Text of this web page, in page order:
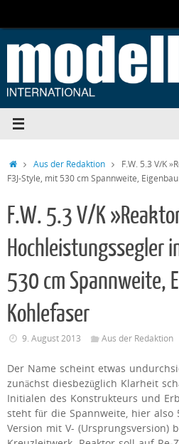
StartAus der Redaktion
F.W. 5.3 V/K
F3J-Style, mit 530 cm Spannweite,
F.W. 5.3 V/K
Hochleistungssegler
530 cm Spannweite,
Kohlefaser
9. August 2013 Aus der Redaktion
Der Name scheint etwas
zunächst diesbezüglich Klarheit
Initialen des Konstrukteurs und
steht für die Spannweite, hier also
Version mit V- (Ursprungsversion)